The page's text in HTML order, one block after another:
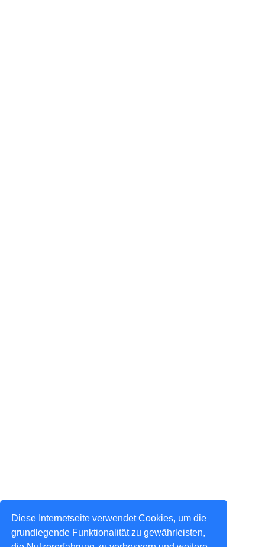
Diese Internetseite verwendet Cookies, um die
grundlegende Funktionalität zu gewährleisten,